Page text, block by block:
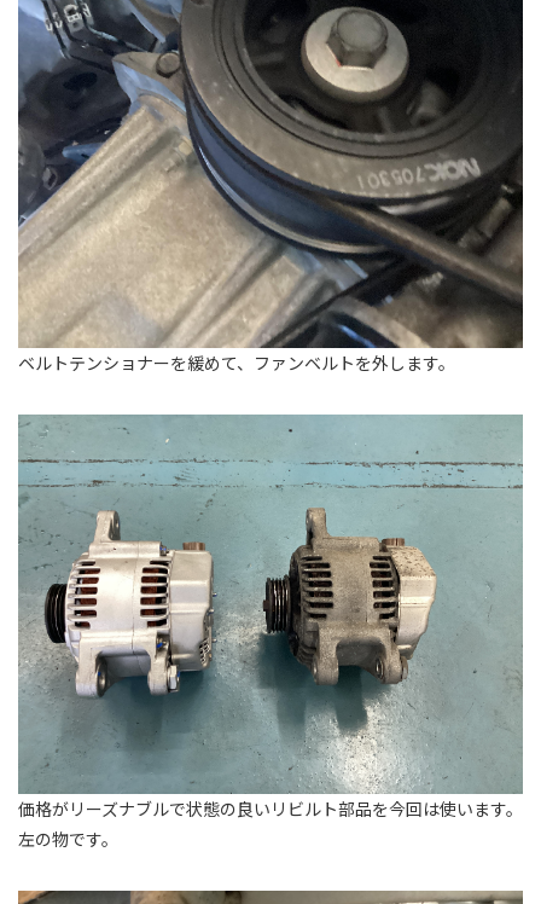
ベルトテンショナーを緩めて、ファンベルトを外します。
価格がリーズナブルで状態の良いリビルト部品を今回は使います。
左の物です。